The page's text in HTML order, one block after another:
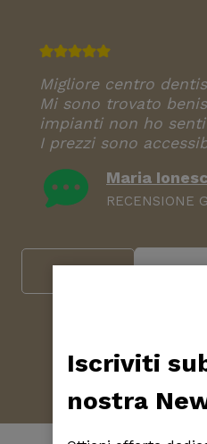
Migliore centro
Mi sono trovato
impianti non ho
I prezzi sono
Maria
RECENSIONE
Iscriviti
nostra